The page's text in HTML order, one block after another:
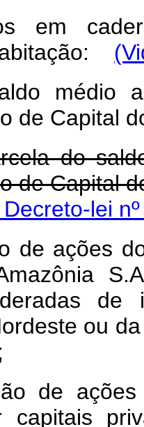
em
médio
de Capital
do
de Capital
lei
de ações
de
ou
de
capitais